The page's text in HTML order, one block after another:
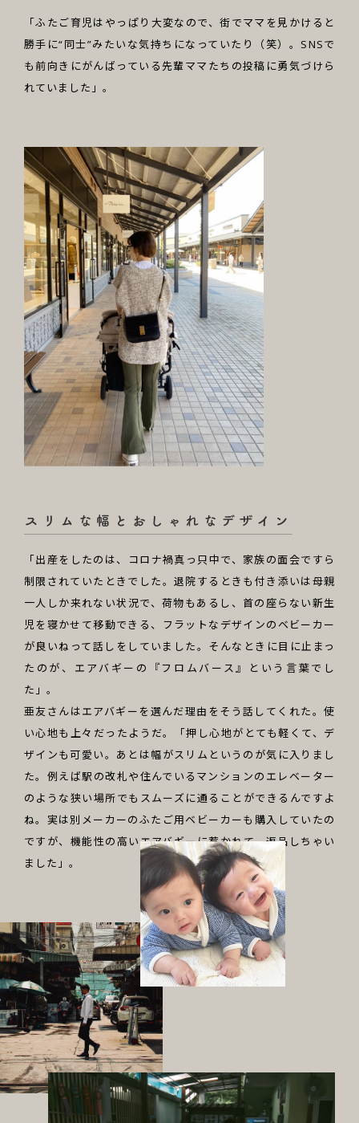
「ふたご育児はやっぱり大変なので、街でママを見かけると
勝手に“同士”みたいな気持ちになっていたり（笑）。SNSで
も前向きにがんばっている先輩ママたちの投稿に勇気づけら
れていました」。
「出産をしたのは、コロナ禍真っ只中で、家族の面会ですら
制限されていたときでした。退院するときも付き添いは母親
一人しか来れない状況で、荷物もあるし、首の座らない新生
児を寝かせて移動できる、フラットなデザインのベビーカー
が良いねって話しをしていました。そんなときに目に止まっ
たのが、エアバギーの『フロムバース』という言葉でし
た」。
亜友さんはエアバギーを選んだ理由をそう話してくれた。使
い心地も上々だったようだ。「押し心地がとても軽くて、デ
ザインも可愛い。あとは幅がスリムというのが気に入りまし
た。例えば駅の改札や住んでいるマンションのエレベーター
のような狭い場所でもスムーズに通ることができるんですよ
ね。実は別メーカーのふたご用ベビーカーも購入していたの
ですが、機能性の高いエアバギーに惹かれて、返品しちゃい
ました」。